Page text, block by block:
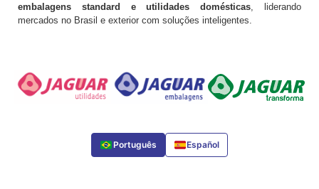
embalagens standard e utilidades domésticas, liderando
mercados no Brasil e exterior com soluções inteligentes.
Português Español